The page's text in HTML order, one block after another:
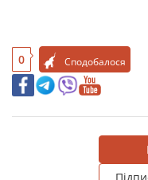
0 Сподобалося